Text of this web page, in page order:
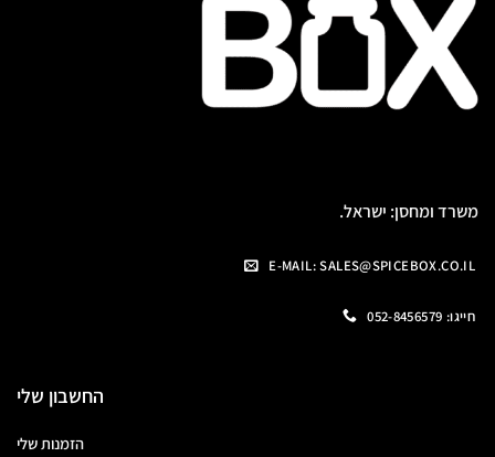
משרד ומחסן: ישראל.
E-MAIL: SALES@SPICEBOX.CO.IL
חייגו: 052-8456579
החשבון שלי
הזמנות שלי